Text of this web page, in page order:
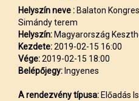
Helyszín neve : Balaton
Simándy terem
Helyszín: Magyarország
Kezdete:2019-02-15 16:00
Vége:2019-02-15 18:00
Belépőjegy: Ingyenes
A rendezvény típusa: Előadás